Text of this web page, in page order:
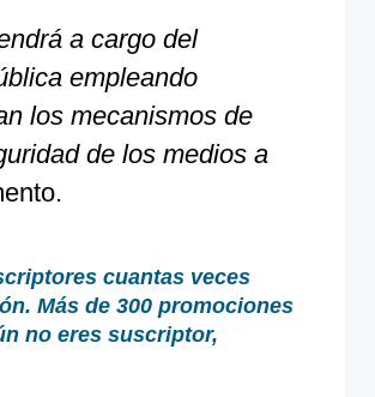
a cargo del
empleando
los mecanismos de
de los medios a
cuantas veces
Más de 300 promociones
no eres suscriptor,